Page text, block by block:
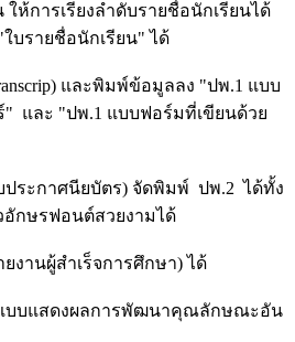
ให้การเรียงลำดับรายชื่อนักเรียนได้
บรายชื่อนักเรียน" ได้
และพิมพ์ข้อมูลลง "ปพ.1 แบบ
และ "ปพ.1 แบบฟอร์มที่เขียนด้วย
ประกาศนียบัตร) จัดพิมพ์ ปพ.2 ได้ทั้ง
อักษรฟอนต์สวยงามได้
งานผู้สำเร็จการศึกษา) ได้
บบแสดงผลการพัฒนาคุณลักษณะอัน